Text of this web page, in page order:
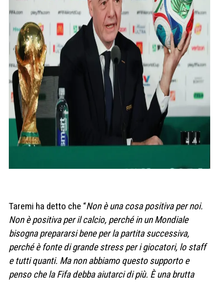
Taremi ha detto che “Non è una cosa positiva per noi.
Non è positiva per il calcio, perché in un Mondiale
bisogna prepararsi bene per la partita successiva,
perché è fonte di grande stress per i giocatori, lo staff
e tutti quanti. Ma non abbiamo questo supporto e
penso che la Fifa debba aiutarci di più. È una brutta